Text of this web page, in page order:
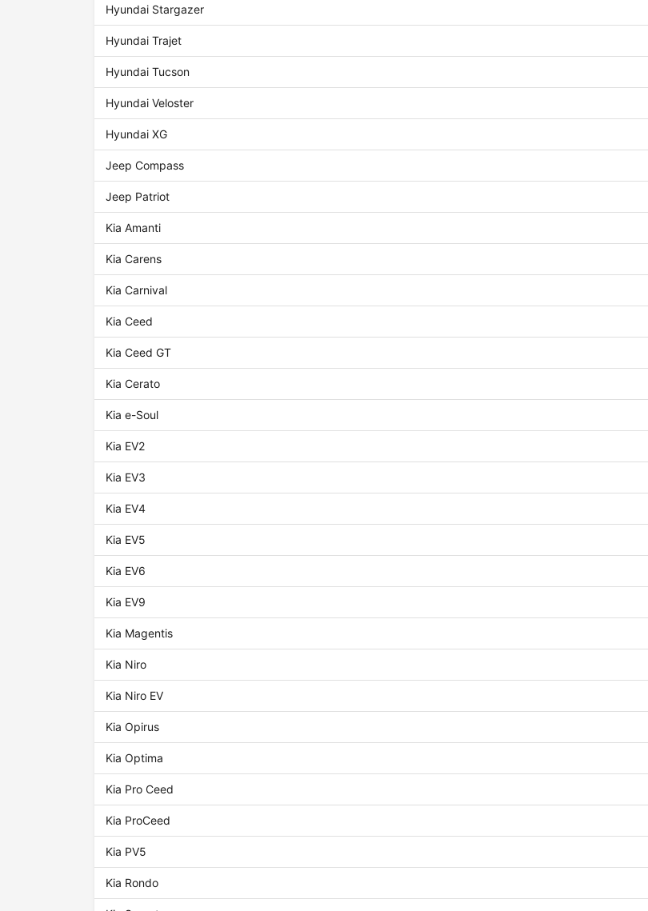
Hyundai Stargazer
Hyundai Trajet
Hyundai Tucson
Hyundai Veloster
Hyundai XG
Jeep Compass
Jeep Patriot
Kia Amanti
Kia Carens
Kia Carnival
Kia Ceed
Kia Ceed GT
Kia Cerato
Kia e-Soul
Kia EV2
Kia EV3
Kia EV4
Kia EV5
Kia EV6
Kia EV9
Kia Magentis
Kia Niro
Kia Niro EV
Kia Opirus
Kia Optima
Kia Pro Ceed
Kia ProCeed
Kia PV5
Kia Rondo